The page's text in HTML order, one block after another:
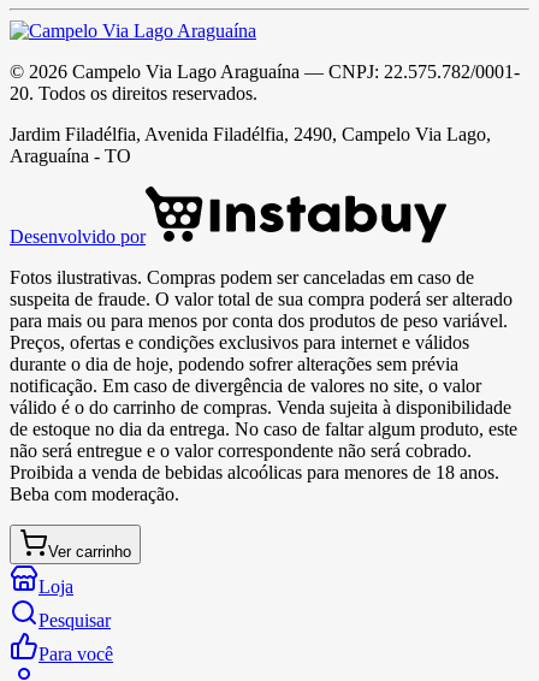
© 2026 Campelo Via Lago Araguaína — CNPJ: 22.575.782/0001-
20. Todos os direitos reservados.
Jardim Filadélfia, Avenida Filadélfia, 2490, Campelo Via Lago,
Araguaína - TO
Desenvolvido por
Fotos ilustrativas. Compras podem ser canceladas em caso de
suspeita de fraude. O valor total de sua compra poderá ser alterado
para mais ou para menos por conta dos produtos de peso variável.
Preços, ofertas e condições exclusivos para internet e válidos
durante o dia de hoje, podendo sofrer alterações sem prévia
notificação. Em caso de divergência de valores no site, o valor
válido é o do carrinho de compras. Venda sujeita à disponibilidade
de estoque no dia da entrega. No caso de faltar algum produto, este
não será entregue e o valor correspondente não será cobrado.
Proibida a venda de bebidas alcoólicas para menores de 18 anos.
Beba com moderação.
Ver carrinho
Loja
Pesquisar
Para você